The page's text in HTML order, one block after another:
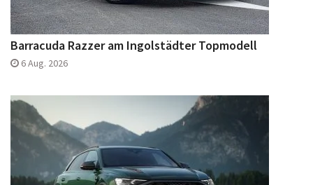
Barracuda Razzer am Ingolstädter Topmodell
6 Aug. 2026